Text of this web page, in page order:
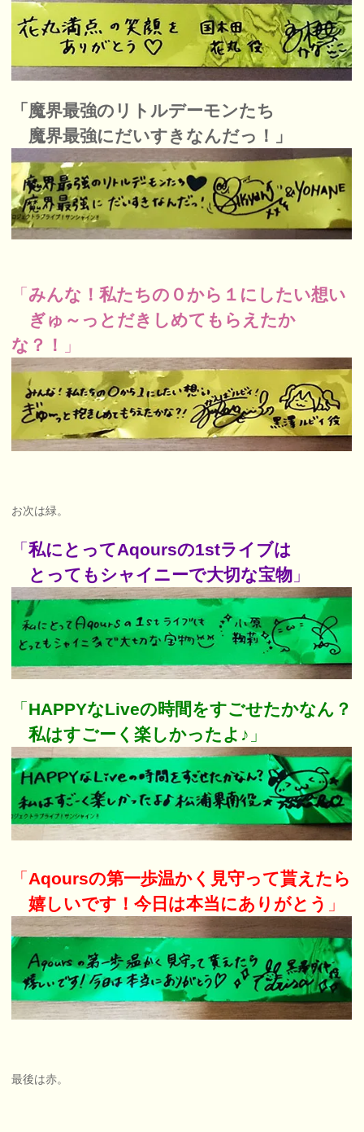
「魔界最強のリトルデーモンたち
魔界最強にだいすきなんだっ！」
「 みんな！私たちの０から１にしたい想い
ぎゅ～っとだきしめてもらえたか
な？！
」
お次は緑。
「私にとってAqoursの1stライブは
とってもシャイニーで大切な宝物 」
「HAPPYなLiveの時間をすごせたかなん？
私はすごーく楽しかったよ♪ 」
「 Aqoursの第一歩温かく見守って貰えたら
嬉しいです！今日は本当にありがとう 」
最後は赤。